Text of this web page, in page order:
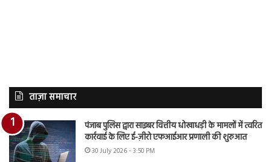
ताज़ा समाचार
पंजाब पुलिस द्वारा साइबर वित्तीय धोखाधड़ी के मामलों में त्वरित
कार्रवाई के लिए ई-ज़ीरो एफआईआर प्रणाली की शुरुआत
30 July 2026 - 3:50 PM